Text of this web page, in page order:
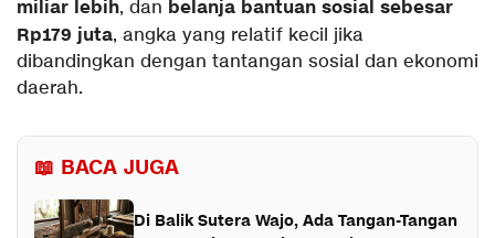
miliar lebih, dan belanja bantuan sosial sebesar
Rp179 juta, angka yang relatif kecil jika
dibandingkan dengan tantangan sosial dan ekonomi
daerah.
📖 BACA JUGA
Di Balik Sutera Wajo, Ada Tangan-Tangan